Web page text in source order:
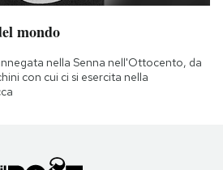
mondo
nella Senna nell'Ottocento, da
con cui ci si esercita nella